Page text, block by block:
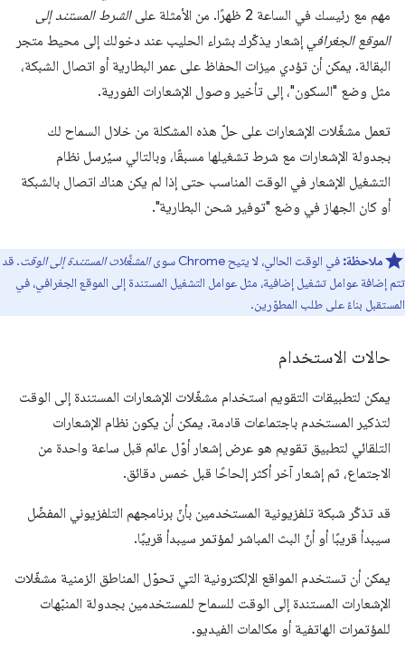
مهم مع رئيسك في الساعة 2 ظهرًا. من الأمثلة على
الشرط المستند إلى
الموقع الجغرافي إشعار يذكّرك بشراء الحليب عند دخولك إلى محيط متجر
البقالة. يمكن أن تؤدي ميزات الحفاظ على عمر البطارية أو اتصال الشبكة،
مثل وضع "السكون"، إلى تأخير وصول الإشعارات الفورية.
تعمل مشغّلات الإشعارات على حلّ هذه المشكلة من خلال السماح لك
بجدولة الإشعارات مع شرط تشغيلها مسبقًا، وبالتالي سيُرسل نظام
التشغيل الإشعار في الوقت المناسب حتى إذا لم يكن هناك اتصال بالشبكة
أو كان الجهاز في وضع "توفير شحن البطارية".
ملاحظة: في الوقت الحالي، لا يتيح Chrome سوى المشغِّلات المستندة إلى الوقت. قد
تتم إضافة عوامل تشغيل إضافية، مثل عوامل التشغيل المستندة إلى الموقع الجغرافي، في
المستقبل بناءً على طلب المطوّرين.
حالات الاستخدام
يمكن لتطبيقات التقويم استخدام مشغّلات الإشعارات المستندة إلى الوقت
لتذكير المستخدم باجتماعات قادمة. يمكن أن يكون نظام الإشعارات
التلقائي لتطبيق تقويم هو عرض إشعار أوّل عائم قبل ساعة واحدة من
الاجتماع، ثم إشعار آخر أكثر إلحاحًا قبل خمس دقائق.
قد تذكّر شبكة تلفزيونية المستخدمين بأنّ برنامجهم التلفزيوني المفضّل
سيبدأ قريبًا أو أنّ البث المباشر لمؤتمر سيبدأ قريبًا.
يمكن أن تستخدم المواقع الإلكترونية التي تحوّل المناطق الزمنية مشغّلات
الإشعارات المستندة إلى الوقت للسماح للمستخدمين بجدولة المنبّهات
للمؤتمرات الهاتفية أو مكالمات الفيديو.